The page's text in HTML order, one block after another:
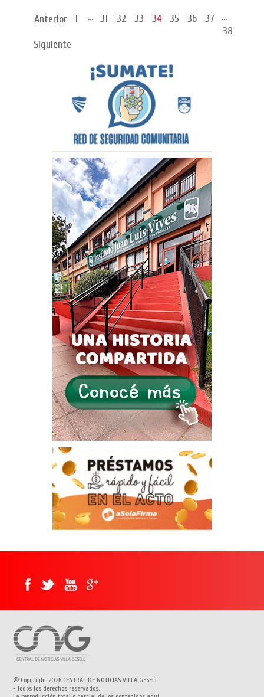
Anterior 1 ... 31 32 33 34 35 36 37
...
38
Siguiente
® Copyright 2026 CENTRAL DE NOTICIAS VILLA GESELL
- Todos los derechos reservados.